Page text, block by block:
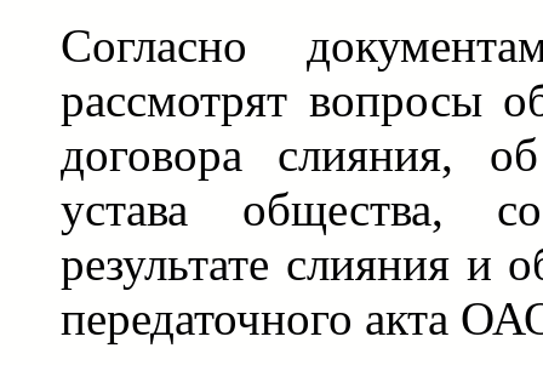
Согласно
рассмотрят вопросы
договора слияния,
устава общества,
результате слияния и
передаточного акта